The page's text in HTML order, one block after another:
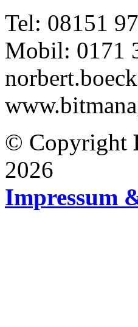
Tel: 08151
Mobil: 0171
© Copyright
2026
Impressum